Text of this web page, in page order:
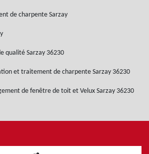
de charpente Sarzay
qualité Sarzay 36230
et traitement de charpente Sarzay 36230
de fenêtre de toit et Velux Sarzay 36230